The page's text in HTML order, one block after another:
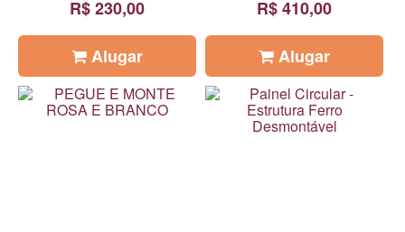
R$ 230,00
Alugar
R$ 410,00
Alugar